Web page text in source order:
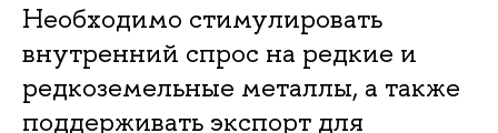
Необходимо стимулировать
внутренний спрос на редкие и
редкоземельные металлы, а также
поддерживать экспорт для